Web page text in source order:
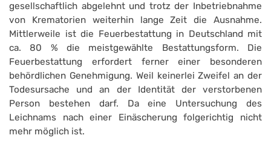
gesellschaftlich abgelehnt und trotz der Inbetriebnahme
von Krematorien weiterhin lange Zeit die Ausnahme.
Mittlerweile ist die Feuerbestattung in Deutschland mit
ca. 80 % die meistgewählte Bestattungsform. Die
Feuerbestattung erfordert ferner einer besonderen
behördlichen Genehmigung. Weil keinerlei Zweifel an der
Todesursache und an der Identität der verstorbenen
Person bestehen darf. Da eine Untersuchung des
Leichnams nach einer Einäscherung folgerichtig nicht
mehr möglich ist.